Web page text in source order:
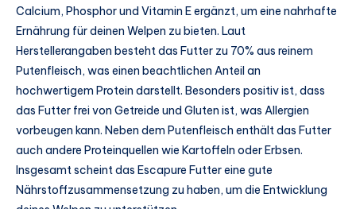
Calcium, Phosphor und Vitamin E ergänzt, um eine nahrhafte
Ernährung für deinen Welpen zu bieten. Laut
Herstellerangaben besteht das Futter zu 70% aus reinem
Putenfleisch, was einen beachtlichen Anteil an
hochwertigem Protein darstellt. Besonders positiv ist, dass
das Futter frei von Getreide und Gluten ist, was Allergien
vorbeugen kann. Neben dem Putenfleisch enthält das Futter
auch andere Proteinquellen wie Kartoffeln oder Erbsen.
Insgesamt scheint das Escapure Futter eine gute
Nährstoffzusammensetzung zu haben, um die Entwicklung